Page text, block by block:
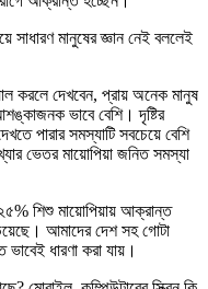
মানুষের জ্ঞান নেই বললেই
করলে দেখবেন, প্রায় অনেক মানুষ
ভাবে বেশি। দৃষ্টির
পারার সমস্যাটি সবচেয়ে বেশি
ভেতর মায়োপিয়া জনিত সমস্যা
শিশু মায়োপিয়ায় আক্রান্ত
আমাদের দেশ সহ গোটা
ভাবেই ধারণা করা যায়।